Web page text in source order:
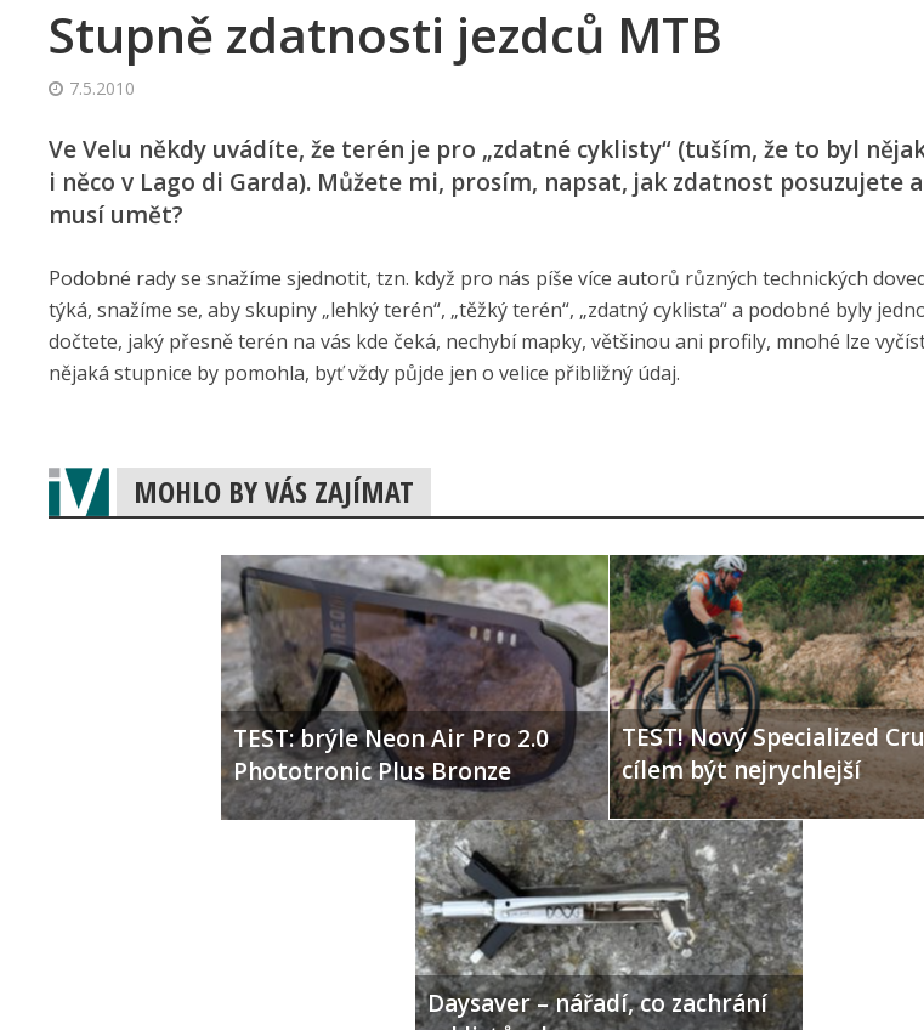
Stupně zdatnosti jezdců MTB
7.5.2010
Ve Velu někdy uvádíte, že terén je pro „zdatné cyklisty“ (tuším, že to byl
i něco v Lago di Garda). Můžete mi, prosím, napsat, jak zdatnost posuzujete
musí umět?
Podobné rady se snažíme sjednotit, tzn. když pro nás píše více autorů různých technických
týká, snažíme se, aby skupiny „lehký terén“, „těžký terén“, „zdatný cyklista“ a podobné byly
dočtete, jaký přesně terén na vás kde čeká, nechybí mapky, většinou ani profily, mnohé lze
nějaká stupnice by pomohla, byť vždy půjde jen o velice přibližný údaj.
MOHLO BY VÁS ZAJÍMAT
TEST: brýle Neon Air Pro 2.0
Phototronic Plus Bronze
TEST! Nový Specialized
cílem být nejrychlejší
Daysaver – nářadí, co zachrání